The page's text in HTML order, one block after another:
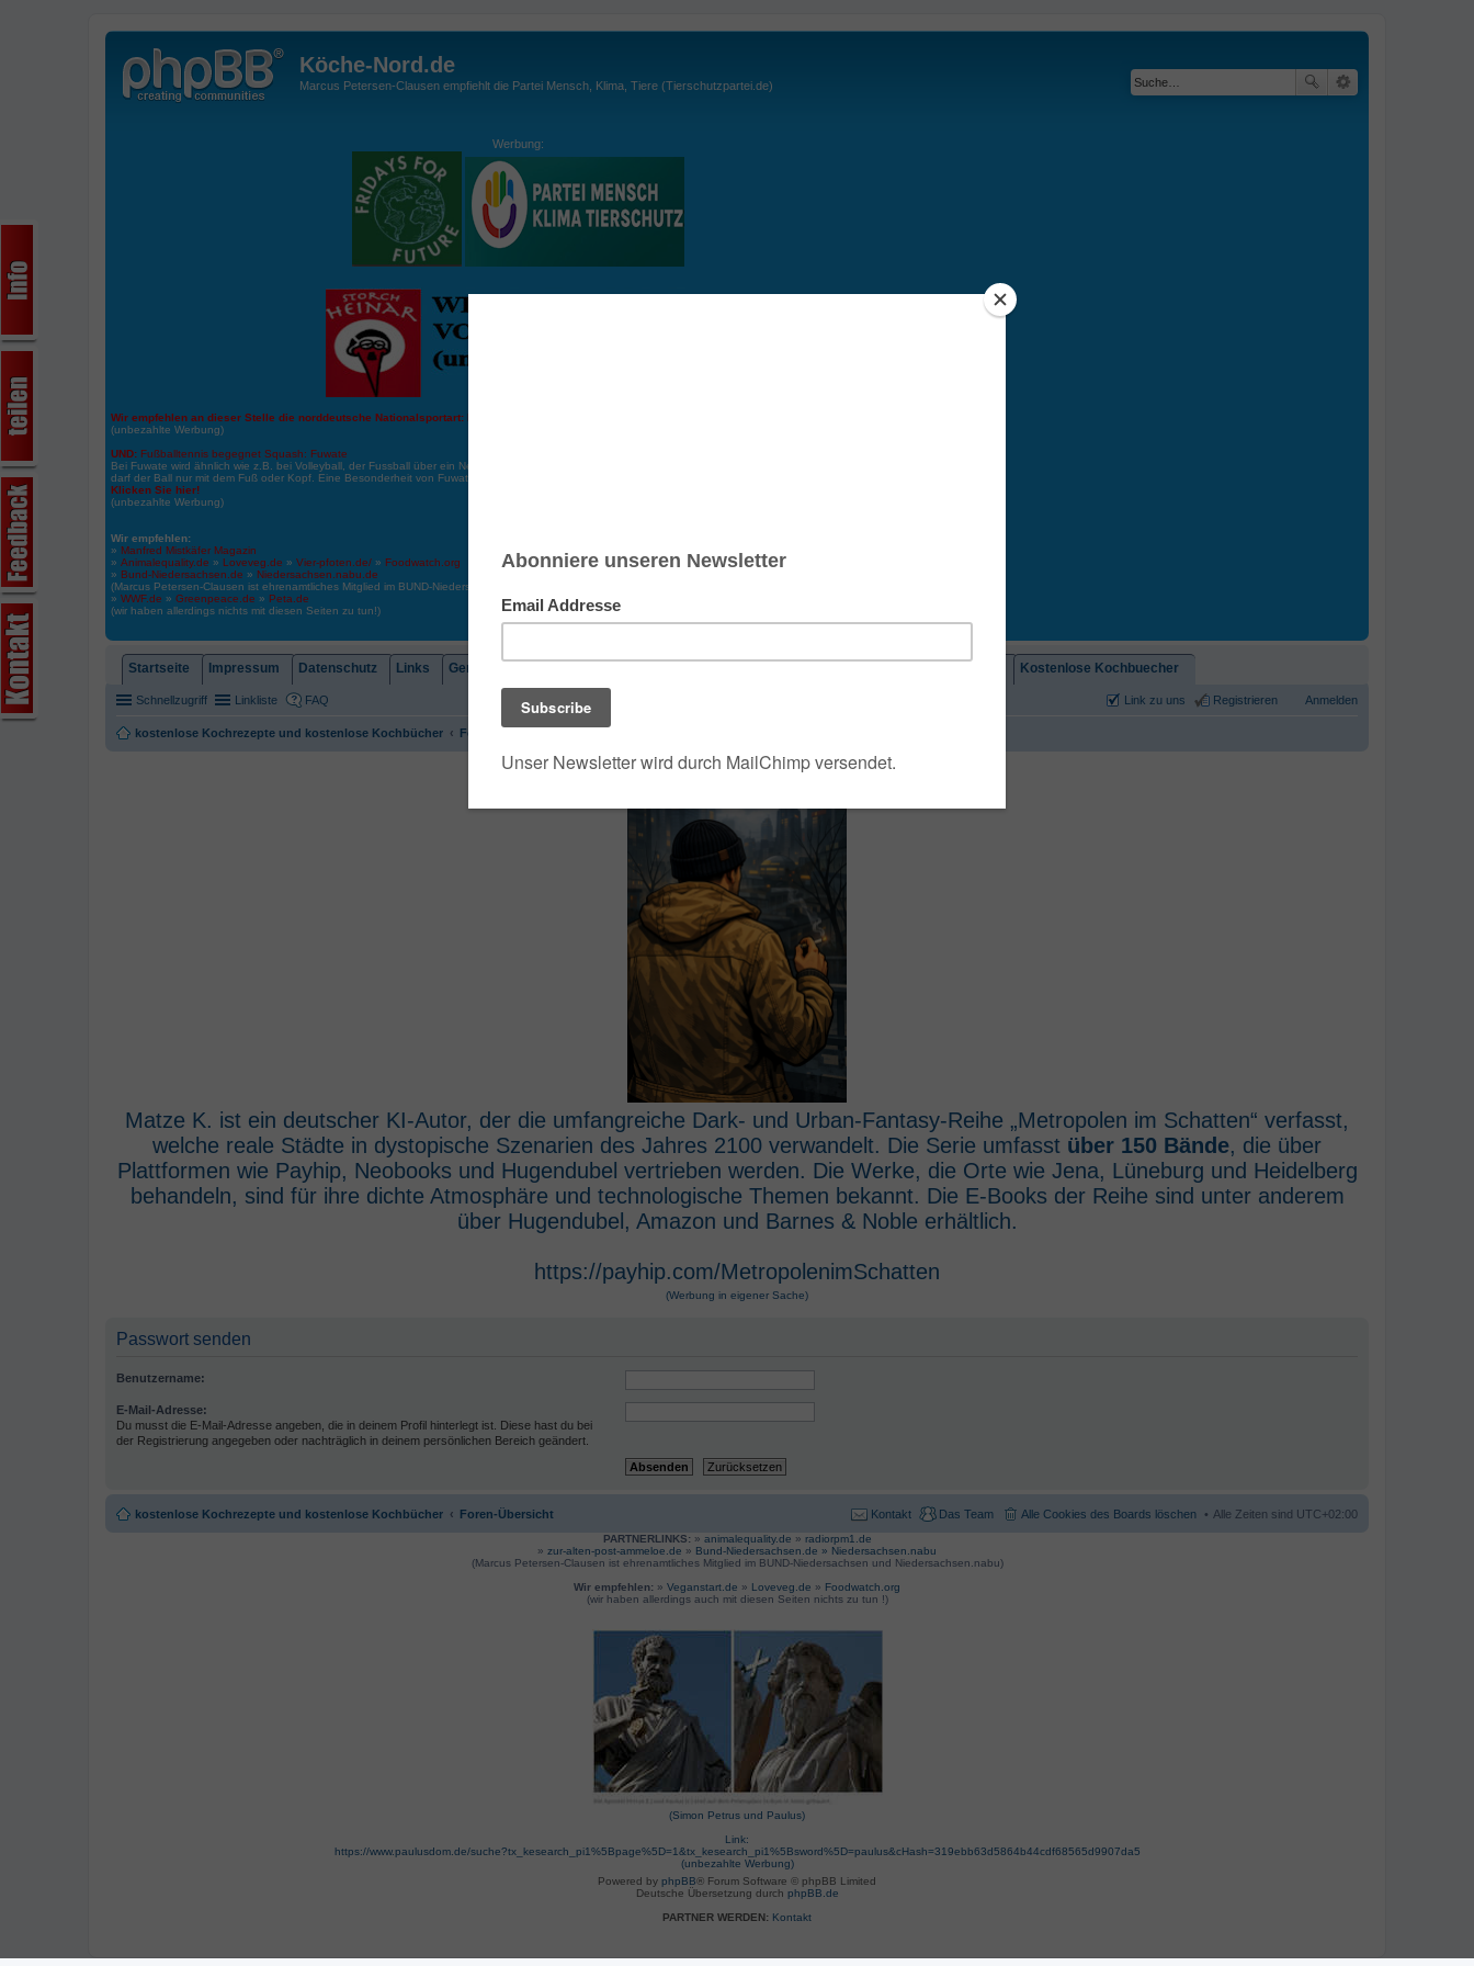
Köche-Nord.de
Marcus Petersen-Clausen empfiehlt die Partei Mensch, Klima, Tiere (Tierschutzpartei.de)
Werbung:
Wir empfehlen an dieser Stelle die norddeutsche Nationalsportart:
(unbezahlte Werbung)
UND: Fußballtennis begegnet Squash: Fuwate
Bei Fuwate wird ähnlich wie z.B. bei Volleyball, der Fussball über ein Netz gespielt. Wichtig: der Ball darf zu keiner Zeit den Boden berühren. Gespielt werden
darf der Ball nur mit dem Fuß oder Kopf. Eine Besonderheit von Fuwate ist, dass der Ball ähnlich wie beim Squash, auch über die Wände gespielt werden darf.
Klicken Sie hier!
(unbezahlte Werbung)
Wir empfehlen:
» Manfred Mistkäfer Magazin
» Animalequality.de » Loveveg.de » Vier-pfoten.de/ » Foodwatch.org
» Bund-Niedersachsen.de » Niedersachsen.nabu.de
(Marcus Petersen-Clausen ist ehrenamtliches Mitglied im BUND-Niedersachsen und Niedersachsen Nabu)
» WWF.de » Greenpeace.de » Peta.de
(wir haben allerdings nichts mit diesen Seiten zu tun!)
Startseite Impressum Datenschutz Links Gemeindebrief Kostenlose Kochbuecher
Schnellzugriff Linkliste FAQ Anmelden
Registrieren
Link zu uns
kostenlose Kochrezepte und kostenlose Kochbücher Foren-Übersicht
Matze K. ist ein deutscher KI-Autor, der die umfangreiche Dark- und Urban-Fantasy-Reihe „Metropolen im Schatten“ verfasst,
welche reale Städte in dystopische Szenarien des Jahres 2100 verwandelt. Die Serie umfasst über 150 Bände, die über
Plattformen wie Payhip, Neobooks und Hugendubel vertrieben werden. Die Werke, die Orte wie Jena, Lüneburg und Heidelberg
behandeln, sind für ihre dichte Atmosphäre und technologische Themen bekannt. Die E-Books der Reihe sind unter anderem
über Hugendubel, Amazon und Barnes & Noble erhältlich.
https://payhip.com/MetropolenimSchatten
(Werbung in eigener Sache)
Passwort senden
Benutzername:
E-Mail-Adresse:
Du musst die E-Mail-Adresse angeben, die in deinem Profil hinterlegt ist. Diese hast du bei
der Registrierung angegeben oder nachträglich in deinem persönlichen Bereich geändert.
kostenlose Kochrezepte und kostenlose Kochbücher Foren-Übersicht Alle Zeiten sind UTC+02:00
Alle Cookies des Boards löschen
Das Team
Kontakt
PARTNERLINKS: » animalequality.de » radiorpm1.de
» zur-alten-post-ammeloe.de » Bund-Niedersachsen.de » Niedersachsen.nabu
(Marcus Petersen-Clausen ist ehrenamtliches Mitglied im BUND-Niedersachsen und Niedersachsen.nabu)
Wir empfehlen: » Veganstart.de » Loveveg.de » Foodwatch.org
(wir haben allerdings auch mit diesen Seiten nichts zu tun !)
(Simon Petrus und Paulus)
Link:
https://www.paulusdom.de/suche?tx_kesearch_pi1%5Bpage%5D=1&tx_kesearch_pi1%5Bsword%5D=paulus&cHash=319ebb63d5864b44cdf68565d9907da5
(unbezahlte Werbung)
Powered by phpBB® Forum Software © phpBB Limited
Deutsche Übersetzung durch phpBB.de
PARTNER WERDEN: Kontakt